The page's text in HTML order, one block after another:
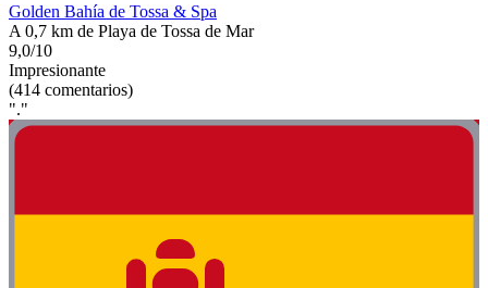
Golden Bahía de Tossa & Spa
A 0,7 km de Playa de Tossa de Mar
9,0/10
Impresionante
(414 comentarios)
"."